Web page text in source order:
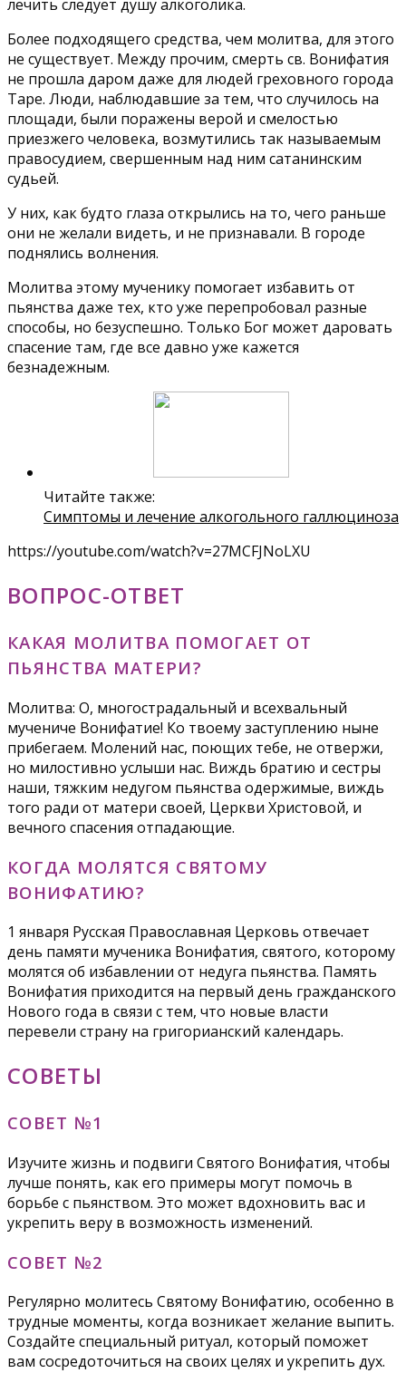
лечить следует душу алкоголика.
Более подходящего средства, чем молитва, для этого
не существует. Между прочим, смерть св. Вонифатия
не прошла даром даже для людей греховного города
Таре. Люди, наблюдавшие за тем, что случилось на
площади, были поражены верой и смелостью
приезжего человека, возмутились так называемым
правосудием, свершенным над ним сатанинским
судьей.
У них, как будто глаза открылись на то, чего раньше
они не желали видеть, и не признавали. В городе
поднялись волнения.
Молитва этому мученику помогает избавить от
пьянства даже тех, кто уже перепробовал разные
способы, но безуспешно. Только Бог может даровать
спасение там, где все давно уже кажется
безнадежным.
Читайте также:
Симптомы и лечение алкогольного галлюциноза
https://youtube.com/watch?v=27MCFJNoLXU
ВОПРОС-ОТВЕТ
КАКАЯ МОЛИТВА ПОМОГАЕТ ОТ
ПЬЯНСТВА МАТЕРИ?
Молитва: О, многострадальный и всехвальный
мучениче Вонифатие! Ко твоему заступлению ныне
прибегаем. Молений нас, поющих тебе, не отвержи,
но милостивно услыши нас. Виждь братию и сестры
наши, тяжким недугом пьянства одержимые, виждь
того ради от матери своей, Церкви Христовой, и
вечного спасения отпадающие.
КОГДА МОЛЯТСЯ СВЯТОМУ
ВОНИФАТИЮ?
1 января Русская Православная Церковь отвечает
день памяти мученика Вонифатия, святого, которому
молятся об избавлении от недуга пьянства. Память
Вонифатия приходится на первый день гражданского
Нового года в связи с тем, что новые власти
перевели страну на григорианский календарь.
СОВЕТЫ
СОВЕТ №1
Изучите жизнь и подвиги Святого Вонифатия, чтобы
лучше понять, как его примеры могут помочь в
борьбе с пьянством. Это может вдохновить вас и
укрепить веру в возможность изменений.
СОВЕТ №2
Регулярно молитесь Святому Вонифатию, особенно в
трудные моменты, когда возникает желание выпить.
Создайте специальный ритуал, который поможет
вам сосредоточиться на своих целях и укрепить дух.